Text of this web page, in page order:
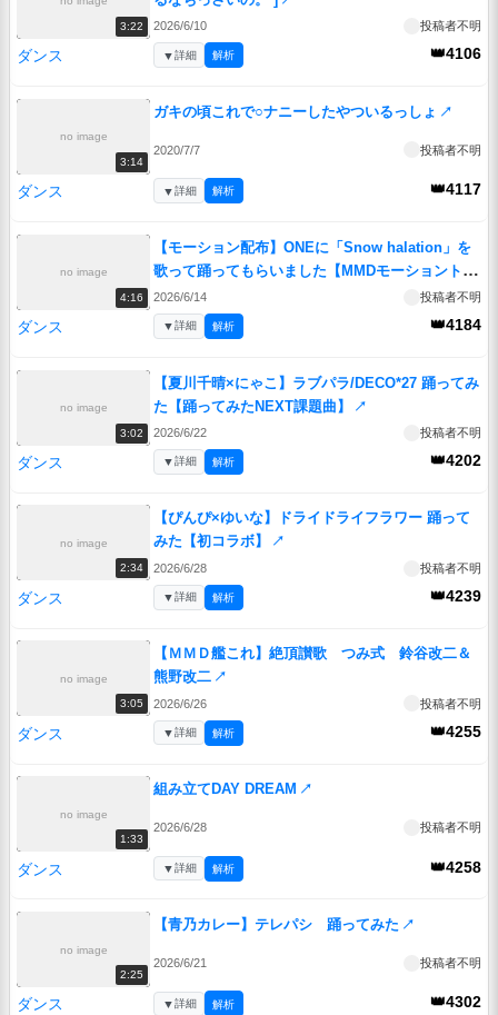
3:22 2026/6/10 投稿者不明
ダンス 👑4106
▼詳細 解析
no image
3:14
ガキの頃これで○ナニーしたやついるっしょ ↗
2020/7/7 投稿者不明
ダンス 👑4117
▼詳細 解析
no image
4:16
【モーション配布】ONEに「Snow halation」を
歌って踊ってもらいました【MMDモーショントレ
ース】 ↗
2026/6/14 投稿者不明
ダンス 👑4184
▼詳細 解析
no image
3:02
【夏川千晴×にゃこ】ラブパラ/DECO*27 踊ってみ
た【踊ってみたNEXT課題曲】
↗
2026/6/22 投稿者不明
ダンス 👑4202
▼詳細 解析
no image
2:34
【ぴんぴ×ゆいな】ドライドライフラワー 踊って
みた【初コラボ】
↗
2026/6/28 投稿者不明
ダンス 👑4239
▼詳細 解析
no image
3:05
【ＭＭＤ艦これ】絶頂讃歌 つみ式 鈴谷改二＆
熊野改二 ↗
2026/6/26 投稿者不明
ダンス 👑4255
▼詳細 解析
no image
1:33
組み立てDAY DREAM ↗
2026/6/28 投稿者不明
ダンス 👑4258
▼詳細 解析
no image
2:25
【青乃カレー】テレパシ 踊ってみた ↗
2026/6/21 投稿者不明
ダンス 👑4302
▼詳細 解析